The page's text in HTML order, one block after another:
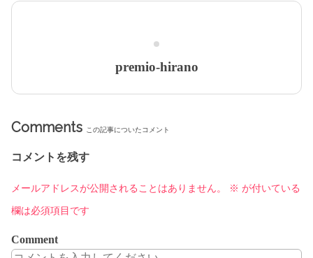
premio-hirano
Comments この記事についたコメント
コメントを残す
メールアドレスが公開されることはありません。 ※ が付いている
欄は必須項目です
Comment